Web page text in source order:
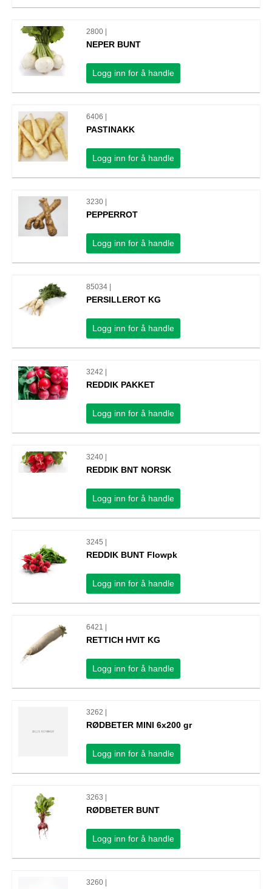
2800 |
NEPER BUNT
Logg inn for å handle
6406 |
PASTINAKK
Logg inn for å handle
3230 |
PEPPERROT
Logg inn for å handle
85034 |
PERSILLEROT KG
Logg inn for å handle
3242 |
REDDIK PAKKET
Logg inn for å handle
3240 |
REDDIK BNT NORSK
Logg inn for å handle
3245 |
REDDIK BUNT Flowpk
Logg inn for å handle
6421 |
RETTICH HVIT KG
Logg inn for å handle
3262 |
RØDBETER MINI 6x200 gr
Logg inn for å handle
3263 |
RØDBETER BUNT
Logg inn for å handle
3260 |